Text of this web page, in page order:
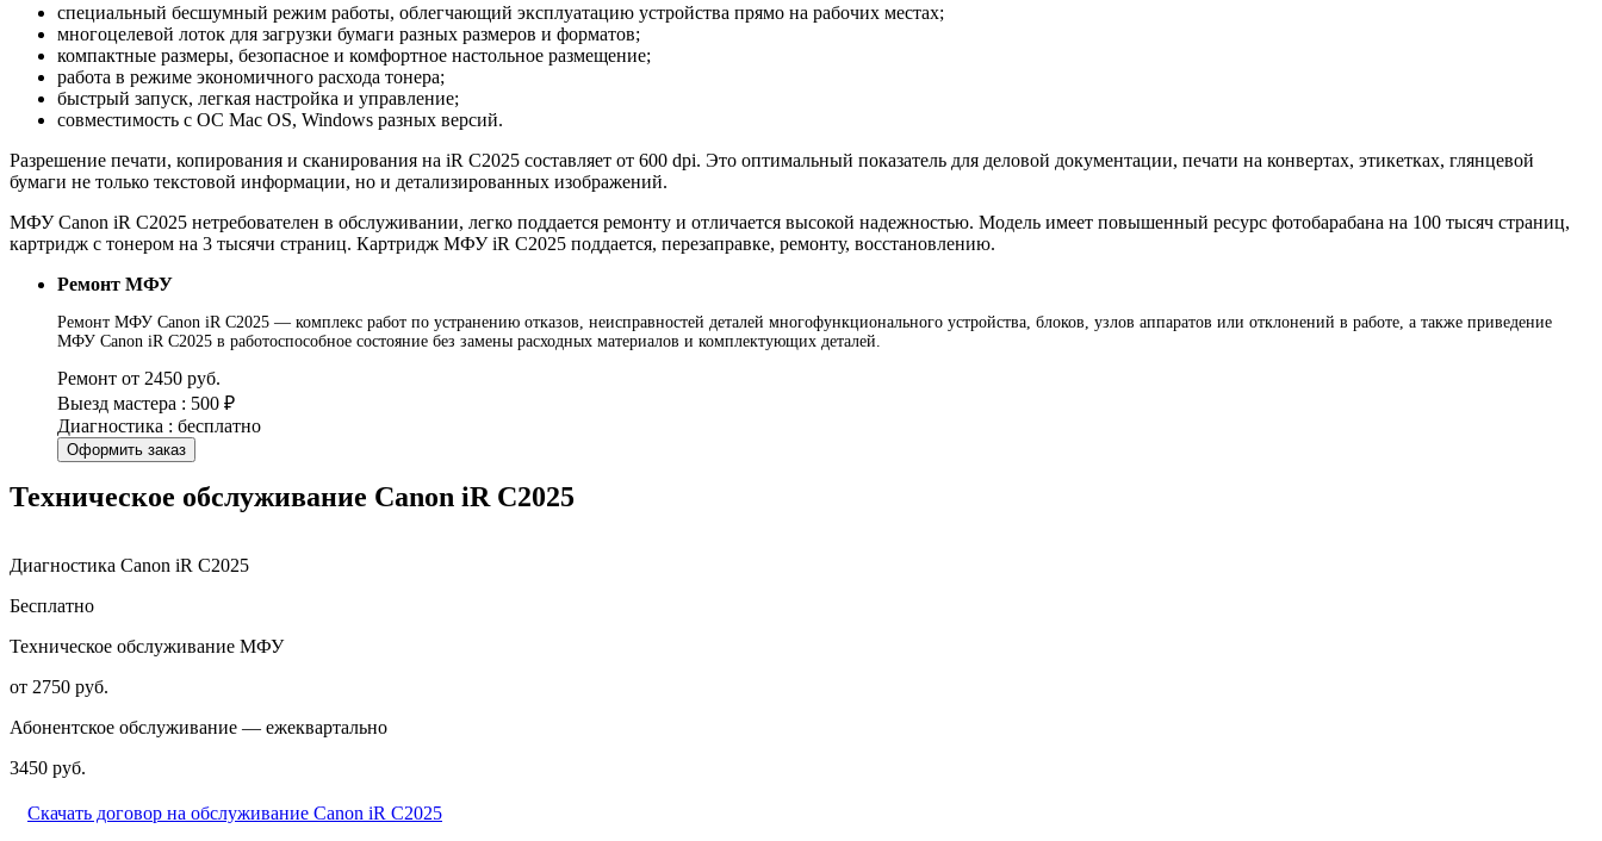
специальный бесшумный режим работы, облегчающий эксплуатацию устройства прямо на рабочих местах;
многоцелевой лоток для загрузки бумаги разных размеров и форматов;
компактные размеры, безопасное и комфортное настольное размещение;
работа в режиме экономичного расхода тонера;
быстрый запуск, легкая настройка и управление;
совместимость с ОС Mac OS, Windows разных версий.
Разрешение печати, копирования и сканирования на iR C2025 составляет от 600 dpi. Это оптимальный показатель для деловой документации, печати на конвертах, этикетках, глянцевой
бумаги не только текстовой информации, но и детализированных изображений.
МФУ Canon iR C2025 нетребователен в обслуживании, легко поддается ремонту и отличается высокой надежностью. Модель имеет повышенный ресурс фотобарабана на 100 тысяч страниц,
картридж с тонером на 3 тысячи страниц. Картридж МФУ iR C2025 поддается, перезаправке, ремонту, восстановлению.
Ремонт МФУ
Ремонт МФУ Canon iR C2025 — комплекс работ по устранению отказов, неисправностей деталей многофункционального устройства, блоков, узлов аппаратов или отклонений в работе, а также приведение
МФУ Canon iR C2025 в работоспособное состояние без замены расходных материалов и комплектующих деталей.
Ремонт от 2450 руб.
Выезд мастера : 500 ₽
Диагностика : бесплатно
Оформить заказ
Техническое обслуживание Canon iR C2025
Диагностика Canon iR C2025
Бесплатно
Техническое обслуживание МФУ
от 2750 руб.
Абонентское обслуживание — ежеквартально
3450 руб.
Скачать договор на обслуживание Canon iR C2025